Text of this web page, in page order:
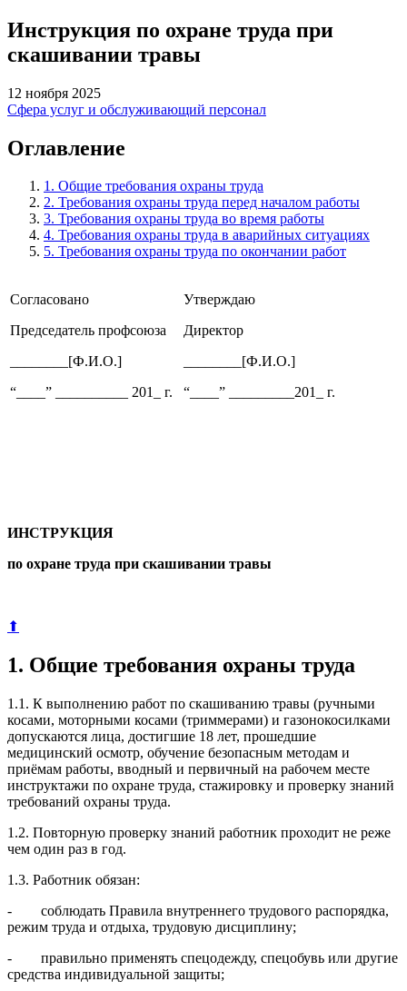
Инструкция по охране труда при
скашивании травы
12 ноября 2025
Сфера услуг и обслуживающий персонал
Оглавление
1. Общие требования охраны труда
2. Требования охраны труда перед началом работы
3. Требования охраны труда во время работы
4. Требования охраны труда в аварийных ситуациях
5. Требования охраны труда по окончании работ
Согласовано
Председатель профсоюза
________[Ф.И.О.]
“____” __________ 201_ г.
Утверждаю
Директор
________[Ф.И.О.]
“____” _________201_ г.
ИНСТРУКЦИЯ
по охране труда при скашивании травы
⬆
1. Общие требования охраны труда
1.1. К выполнению работ по скашиванию травы (ручными
косами, моторными косами (триммерами) и газонокосилками
допускаются лица, достигшие 18 лет, прошедшие
медицинский осмотр, обучение безопасным методам и
приёмам работы, вводный и первичный на рабочем месте
инструктажи по охране труда, стажировку и проверку знаний
требований охраны труда.
1.2. Повторную проверку знаний работник проходит не реже
чем один раз в год.
1.3. Работник обязан:
- соблюдать Правила внутреннего трудового распорядка,
режим труда и отдыха, трудовую дисциплину;
- правильно применять спецодежду, спецобувь или другие
средства индивидуальной защиты;